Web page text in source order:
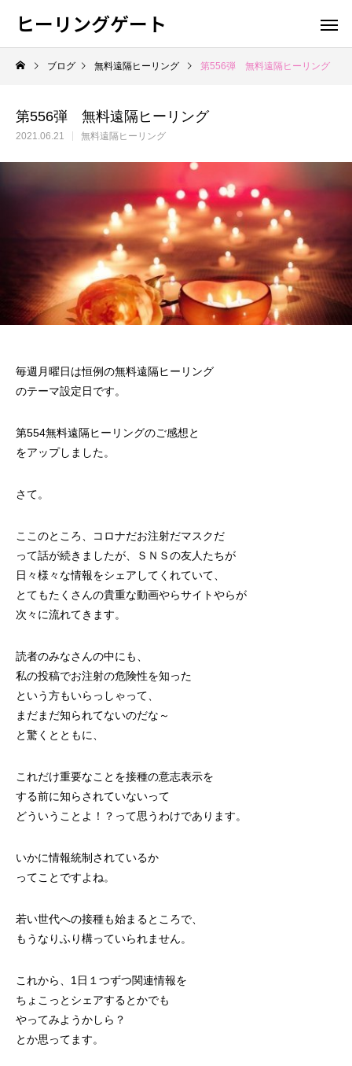
ヒーリングゲート
ブログ 無料遠隔ヒーリング 第556弾 無料遠隔ヒーリング
第556弾 無料遠隔ヒーリング
2021.06.21 無料遠隔ヒーリング
毎週月曜日は恒例の無料遠隔ヒーリング
のテーマ設定日です。
第554無料遠隔ヒーリングのご感想と
をアップしました。
さて。
ここのところ、コロナだお注射だマスクだ
って話が続きましたが、ＳＮＳの友人たちが
日々様々な情報をシェアしてくれていて、
とてもたくさんの貴重な動画やらサイトやらが
次々に流れてきます。
読者のみなさんの中にも、
私の投稿でお注射の危険性を知った
という方もいらっしゃって、
まだまだ知られてないのだな～
と驚くとともに、
これだけ重要なことを接種の意志表示を
する前に知らされていないって
どういうことよ！？って思うわけであります。
いかに情報統制されているか
ってことですよね。
若い世代への接種も始まるところで、
もうなりふり構っていられません。
これから、1日１つずつ関連情報を
ちょこっとシェアするとかでも
やってみようかしら？
とか思ってます。